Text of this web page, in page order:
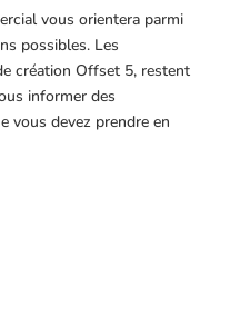
vous orientera parmi
possibles. Les
création Offset 5, restent
informer des
vous devez prendre en